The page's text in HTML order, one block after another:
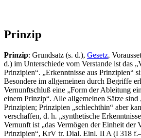
Prinzip
Prinzip: Grundsatz (s. d.), Gesetz,
d.) im Unterschiede vom Verstande ist das
Prinzipien“. „Erkenntnisse aus Prinzipien“
Besondere im allgemeinen durch Begriffe
Vernunftschluß eine „Form der Ableitung
einem Prinzip“. Alle allgemeinen Sätze sind
Prinzipien; Prinzipien „schlechthin“ aber
verschaffen, d. h. „synthetische
Vernunft ist „das Vermögen der Einheit der
Prinzipien“, KrV tr. Dial. Einl. II A (I 318